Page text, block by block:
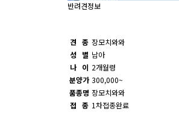
반려견정보
견 종 장모치와와
성 별 남아
나 이 2개월령
분양가 300,000~
품종명 장모치와와
접 종 1차접종완료